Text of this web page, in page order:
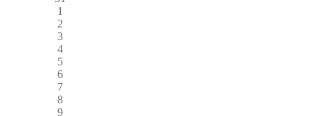
1
2
3
4
5
6
7
8
9